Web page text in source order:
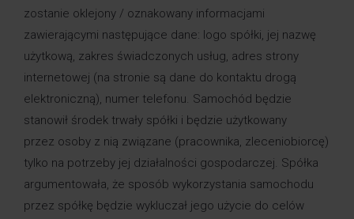
zostanie oklejony / oznakowany informacjami
zawierającymi następujące dane: logo spółki, jej nazwę
użytkową, zakres świadczonych usług, adres strony
internetowej (na stronie są dane do kontaktu drogą
elektroniczną), numer telefonu. Samochód będzie
stanowił środek trwały spółki i będzie użytkowany
przez osoby z nią związane (pracownika, zleceniobiorcę)
tylko na potrzeby jej działalności gospodarczej. Spółka
argumentowała, że sposób wykorzystania samochodu
przez spółkę będzie wykluczał jego użycie do celów